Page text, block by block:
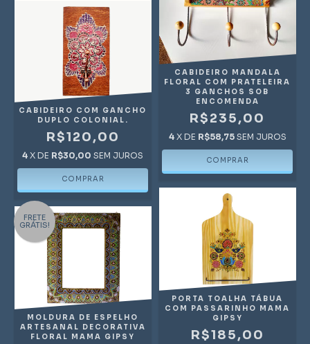
CABIDEIRO COM GANCHO
DUPLO COLONIAL.
R$120,00
4 X DE R$30,00 SEM JUROS
CABIDEIRO MANDALA
FLORAL COM PRATELEIRA
3 GANCHOS SOB
ENCOMENDA
R$235,00
4 X DE R$58,75 SEM JUROS
FRETE
GRÁTIS!
MOLDURA DE ESPELHO
ARTESANAL DECORATIVA
FLORAL MAMA GIPSY
PORTA TOALHA TÁBUA
COM PASSARINHO MAMA
GIPSY
R$185,00